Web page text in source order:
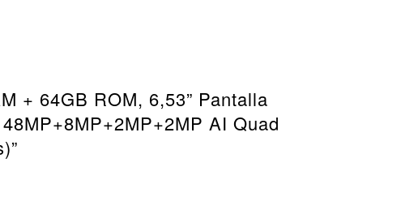
+ 64GB ROM, 6,53” Pantalla
AI Quad